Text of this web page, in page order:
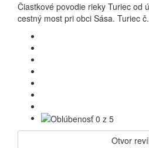
Čiastkové povodie rieky Turiec od
cestný most pri obci Sása. Turiec
Otvor